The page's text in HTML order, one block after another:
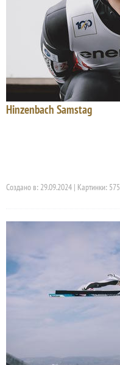
Hinzenbach Samstag
Создано в: 29.09.2024 | Картинки: 575